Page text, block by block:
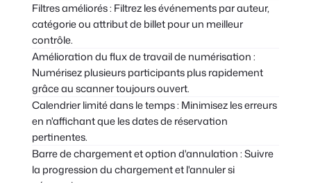
Filtres améliorés : Filtrez les événements par auteur,
catégorie ou attribut de billet pour un meilleur
contrôle.
Amélioration du flux de travail de numérisation :
Numérisez plusieurs participants plus rapidement
grâce au scanner toujours ouvert.
Calendrier limité dans le temps : Minimisez les erreurs
en n'affichant que les dates de réservation
pertinentes.
Barre de chargement et option d'annulation : Suivre
la progression du chargement et l'annuler si